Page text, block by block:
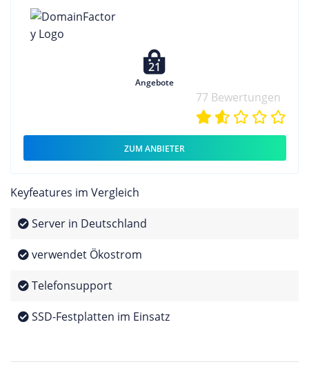
21
Angebote
77 Bewertungen
ZUM ANBIETER
Keyfeatures im Vergleich
Server in Deutschland
verwendet Ökostrom
Telefonsupport
SSD-Festplatten im Einsatz